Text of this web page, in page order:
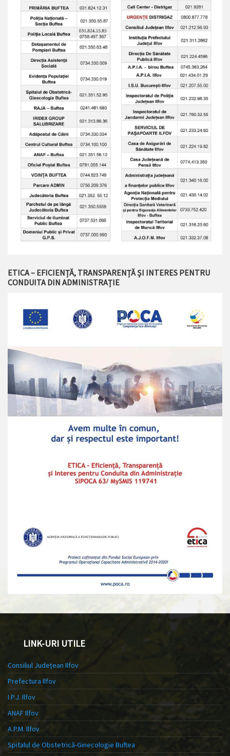
ETICA – EFICIENȚĂ, TRANSPARENȚĂ ȘI INTERES PENTRU
CONDUITA DIN ADMINISTRAȚIE
LINK-URI UTILE
Consiliul Județean Ilfov
Prefectura Ilfov
I.P.J. Ilfov
ANAF Ilfov
A.P.M. Ilfov
Spitalul de Obstetrică-Ginecologie Buftea